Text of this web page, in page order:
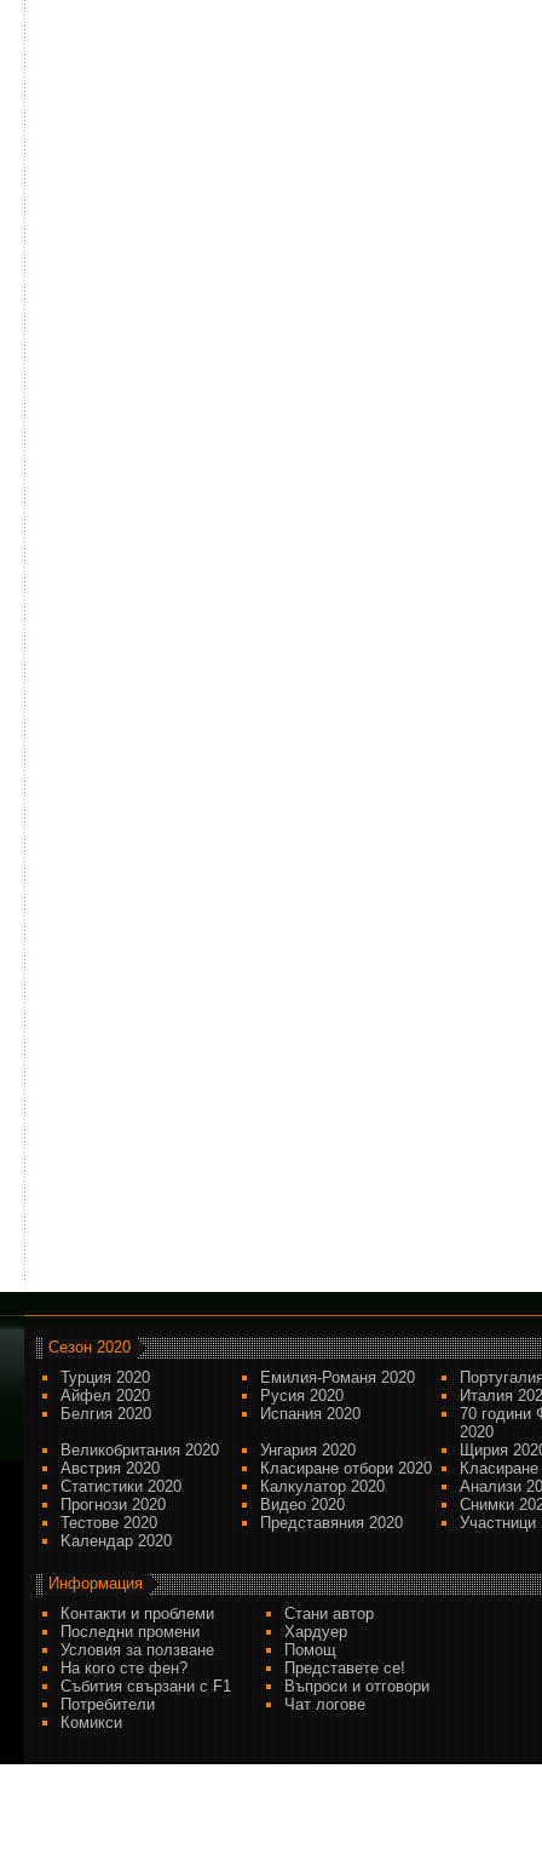
Сезон 2020
Турция 2020
Емилия-Романя 2020
Айфел 2020
Русия 2020
Италия
Белгия 2020
Испания 2020
70 години
2020
Великобритания 2020
Унгария 2020
Щирия
Австрия 2020
Класиране отбори 2020
Статистики 2020
Калкулатор 2020
Анализи
Прогнози 2020
Видео 2020
Снимки
Тестове 2020
Представяния 2020
Участници
Kалендар 2020
Информация
Контакти и проблеми
Стани автор
Последни промени
Хардуер
Условия за ползване
Помощ
На кого сте фен?
Представете се!
Събития свързани с F1
Въпроси и отговори
Потребители
Чат логове
Комикси